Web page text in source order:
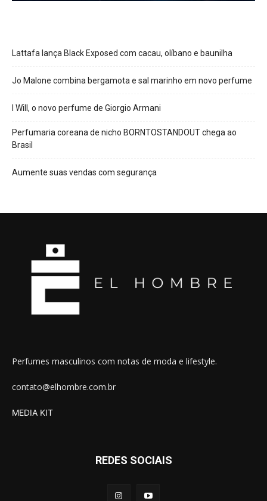
Lattafa lança Black Exposed com cacau, olíbano e baunilha
Jo Malone combina bergamota e sal marinho em novo perfume
I Will, o novo perfume de Giorgio Armani
Perfumaria coreana de nicho BORNTOSTANDOUT chega ao
Brasil
Aumente suas vendas com segurança
Perfumes masculinos com notas de moda e lifestyle.
contato@elhombre.com.br
MEDIA KIT
REDES SOCIAIS